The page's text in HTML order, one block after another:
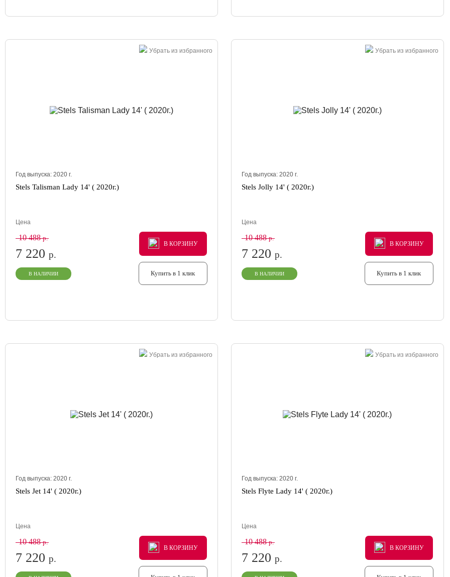
Убрать из избранного
Год выпуска: 2020 г.
Stels Talisman Lady 14' ( 2020г.)
Цена
10 488р.
7 220 р.
В НАЛИЧИИ
В КОРЗИНУ
В КОРЗИНУ
В КОРЗИНУ
Купить в 1 клик
Убрать из избранного
Год выпуска:2020г.
Stels Jolly 14' ( 2020г.)
Цена
10 488р.
7 220р.
В НАЛИЧИИ
В КОРЗИНУ
В КОРЗИНУ
В КОРЗИНУ
Купить в 1 клик
Убрать из избранного
Год выпуска: 2020 г.
Stels Jet 14' ( 2020г.)
Цена
10 488р.
7 220 р.
В КОРЗИНУ
В КОРЗИНУ
В КОРЗИНУ
Убрать из избранного
Год выпуска:2020г.
Stels Flyte Lady 14' ( 2020г.)
Цена
10 488р.
7 220р.
В КОРЗИНУ
В КОРЗИНУ
В КОРЗИНУ